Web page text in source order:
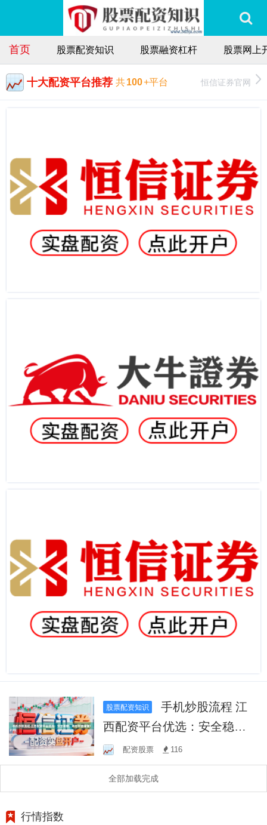
首页 股票配资知识 股票融资杠杆 股票网上
十大配资平台推荐 共100+平台 恒信证券官网
股票配资知识
手机炒股流程 江
西配资平台优选：安全稳
健，助您财富增值！
配资股票 116
全部加载完成
行情指数